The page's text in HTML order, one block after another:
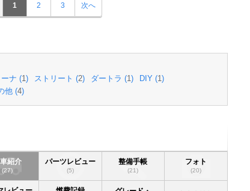
1 2 3 次へ
ナ (1 ) ストリート (2) ダートラ (1 ) DIY (1 )
他 (4)
紹介
(27)
パーツレビュー
(5)
整備手帳
(21)
フォト
(20)